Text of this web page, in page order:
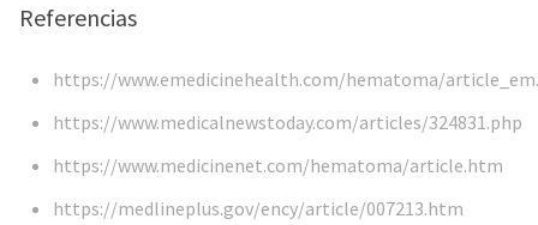
Referencias
https://www.emedicinehealth.com/hematoma/
https://www.medicalnewstoday.com/articles/324831.php
https://www.medicinenet.com/hematoma/article.htm
https://medlineplus.gov/ency/article/007213.htm